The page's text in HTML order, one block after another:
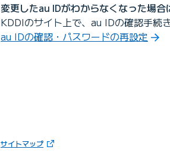
変更したau IDがわからなくなった場合
KDDIのサイト上で、au IDの確認手続
au IDの確認・パスワードの再設定
サイトマップ（新しいタブで開きます）